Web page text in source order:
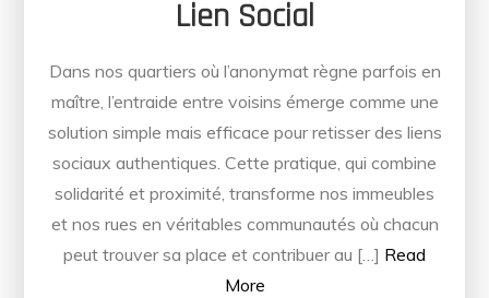
Lien Social
Dans nos quartiers où l’anonymat règne parfois en
maître, l’entraide entre voisins émerge comme une
solution simple mais efficace pour retisser des liens
sociaux authentiques. Cette pratique, qui combine
solidarité et proximité, transforme nos immeubles
et nos rues en véritables communautés où chacun
peut trouver sa place et contribuer au […] Read
More